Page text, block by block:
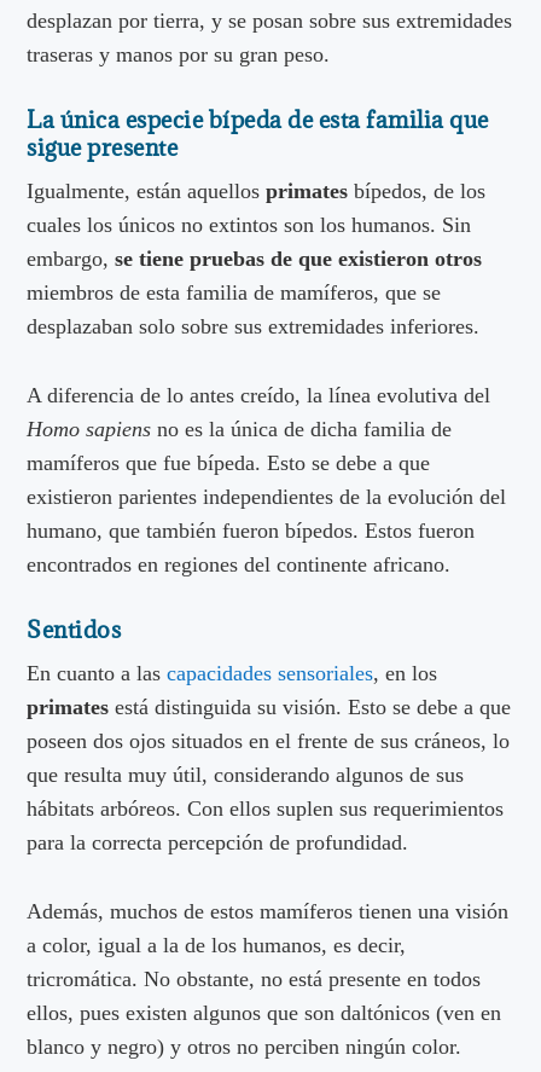
desplazan por tierra, y se posan sobre sus extremidades
traseras y manos por su gran peso.
La única especie bípeda de esta familia que
sigue presente
Igualmente, están aquellosprimates bípedos, de los
cuales los únicos no extintos son los humanos. Sin
embargo, se tiene pruebas de que existieron otros
miembros de esta familia de mamíferos, que se
desplazaban solo sobre sus extremidades inferiores.
A diferencia de lo antes creído, la línea evolutiva del
Homo sapiens no es la única de dicha familia de
mamíferos que fue bípeda. Esto se debe a que
existieron parientes independientes de la evolución del
humano, que también fueron bípedos. Estos fueron
encontrados en regiones del continente africano.
Sentidos
En cuanto a lascapacidades sensoriales, en los
primates está distinguida su visión. Esto se debe a que
poseen dos ojos situados en el frente de sus cráneos, lo
que resulta muy útil, considerando algunos de sus
hábitats arbóreos. Con ellos suplen sus requerimientos
para la correcta percepción de profundidad.
Además, muchos de estos mamíferos tienen una visión
a color, igual a la de los humanos, es decir,
tricromática. No obstante, no está presente en todos
ellos, pues existen algunos que son daltónicos (ven en
blanco y negro) y otros no perciben ningún color.